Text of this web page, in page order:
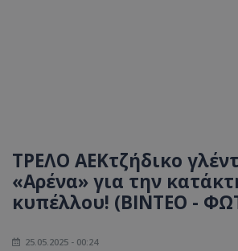
ΤΡΕΛΟ ΑΕΚτζήδικο
«Αρένα» για την
κυπέλλου! (ΒΙΝΤΕΟ -
25.05.2025 - 00:24